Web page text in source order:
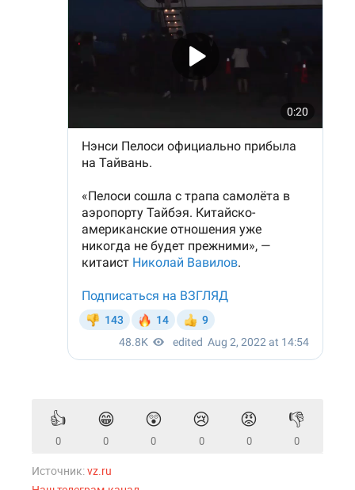
👍
0
😁
0
😲
0
😢
0
😡
0
👎
0
Источник:vz.ru